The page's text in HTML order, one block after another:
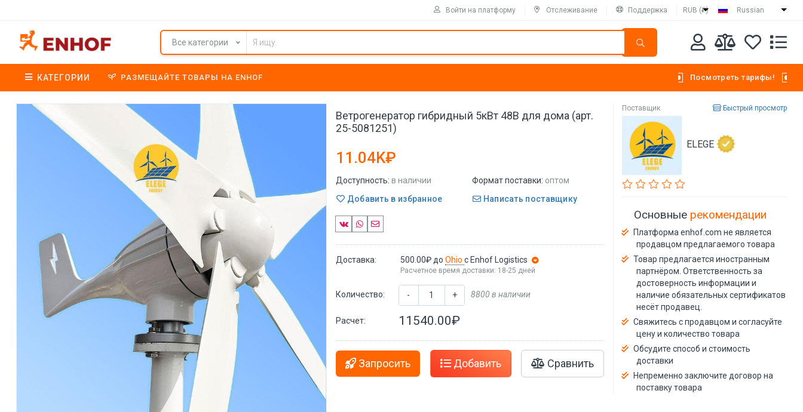
Войти на платформу Отслеживание Поддержка RUB (₽) Russian
Все категории
КАТЕГОРИИ РАЗМЕЩАЙТЕ ТОВАРЫ НА ENHOF Посмотреть тарифы!
Ветрогенератор гибридный 5кВт 48В для дома (арт.
25-5081251)
11.04K₽
Доступность: в наличии Формат поставки: оптом
Добавить в избранное
Написать поставщику
Доставка: 500.00₽ доOhioс Enhof Logistics
Расчетное время доставки: 18-25 дней
Количество: - + 8800 в наличии
Расчет: 11540.00₽
Запросить Добавить Сравнить
Поставщик Быстрый просмотр
ELEGE
Основные рекомендации
Платформа enhof.com не является
продавцом предлагаемого товара
Товар предлагается иностранным
партнёром. Ответственность за
достоверность информации и
наличие обязательных сертификатов
несёт продавец.
Свяжитесь с продавцом и согласуйте
цену и количество товара
Обсудите способ и стоимость
доставки
Непременно заключите договор на
поставку товара